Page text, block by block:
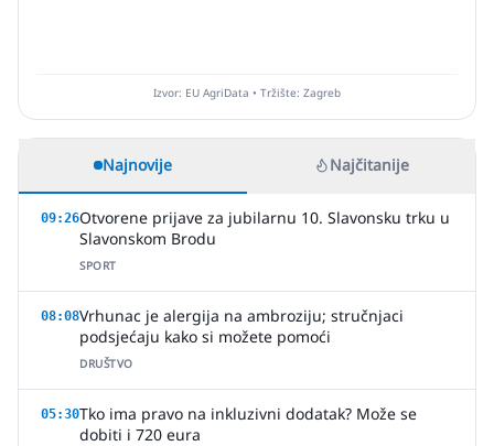
Izvor: EU AgriData • Tržište: Zagreb
Najnovije Najčitanije
09:26Otvorene prijave za jubilarnu 10. Slavonsku trku u
Slavonskom Brodu
SPORT
08:08Vrhunac je alergija na ambroziju; stručnjaci
podsjećaju kako si možete pomoći
DRUŠTVO
05:30Tko ima pravo na inkluzivni dodatak? Može se
dobiti i 720 eura